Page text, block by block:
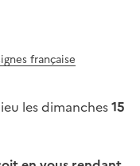
française
les dimanches15